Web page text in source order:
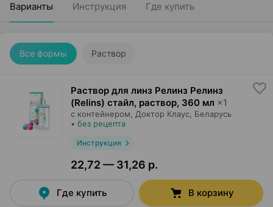
Варианты Инструкция Где купить
Все формы Раствор
Раствор для линз Релинз Релинз
(Relins) стайл, раствор, 360 мл ×1
с контейнером, Доктор Клаус , Беларусь
• без рецепта
Инструкция
22,72 — 31,26 р.
Где купить В корзину